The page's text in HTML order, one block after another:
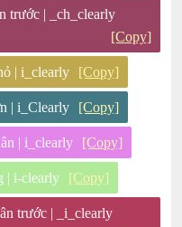
trước | _ch_clearly
[Copy]
| i_clearly [Copy]
| i_Clearly [Copy]
| i_clearly [Copy]
| i-clearly [Copy]
trước | _i_clearly